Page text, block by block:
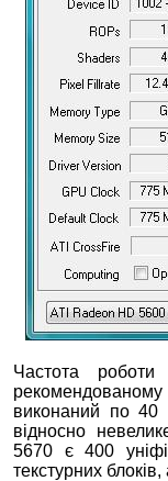
Частота роботи
виконаний по 40
відносно
5670 є 400
текстурних блоків,